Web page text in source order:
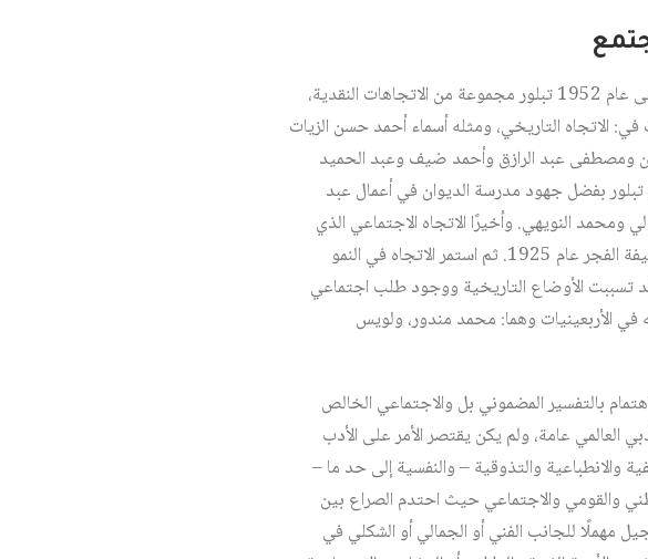
يوضح صبري حافظ أن النقد الأدبي قد شهد في السنوات الممتدة من عام 1927 وحتى عام 1952 تبلور مجموعة من الاتجاهات النقدية،
الاتجاه التاريخي، ومثله أسماء أحمد حسن الزيات
ومصطفى عبد الرازق وأحمد ضيف وعبد الحميد
بفضل جهود مدرسة الديوان في أعمال عبد
النويهي. وأخيرًا الاتجاه الاجتماعي الذي
يهتم بعلاقة الأدب والواقع الاجتماعي والحضاري. وقد بدأت بذور هذا الاتجاه في صحيفة الفجر عام 1925. ثم استمر الاتجاه في النمو
الأوضاع التاريخية ووجود طلب اجتماعي
في الأربعينيات وهما: محمد مندور، ولويس
بالتفسير المضموني بل والاجتماعي الخالص
العالمي عامة، ولم يكن يقتصر الأمر على الأدب
والانطباعية والتذوقية – والنفسية إلى حد ما –
والقومي والاجتماعي حيث احتدم الصراع بين
مهملًا للجانب الفني أو الجمالي أو الشكلي في